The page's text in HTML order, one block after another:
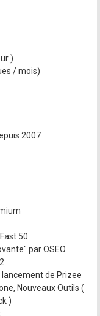
)
/ mois)
2007
50
par OSEO
de Prizee
Nouveaux Outils (
)